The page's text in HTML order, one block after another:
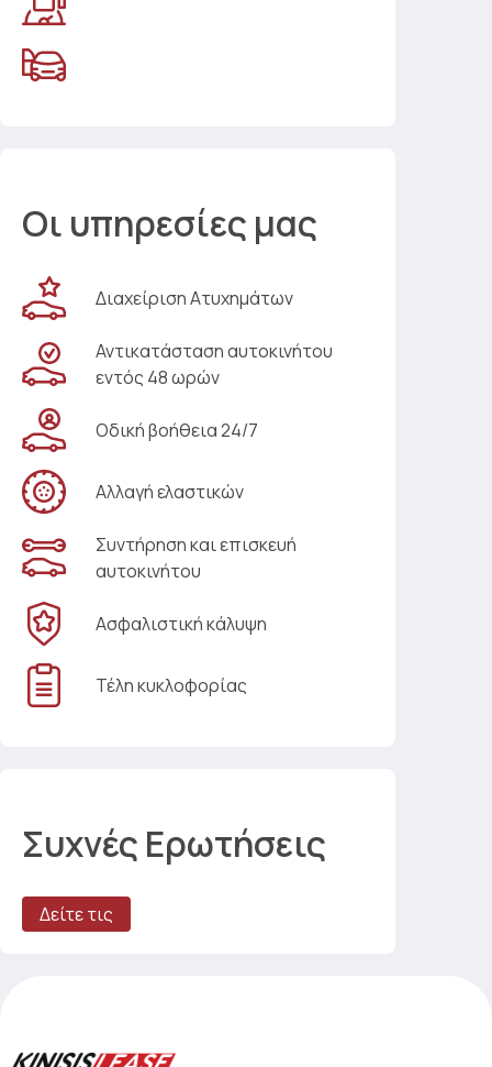
Οι υπηρεσίες μας
Διαχείριση Ατυχημάτων
Αντικατάσταση αυτοκινήτου
εντός 48 ωρών
Οδική βοήθεια 24/7
Αλλαγή ελαστικών
Συντήρηση και επισκευή
αυτοκινήτου
Ασφαλιστική κάλυψη
Τέλη κυκλοφορίας
Συχνές Ερωτήσεις
Δείτε τις